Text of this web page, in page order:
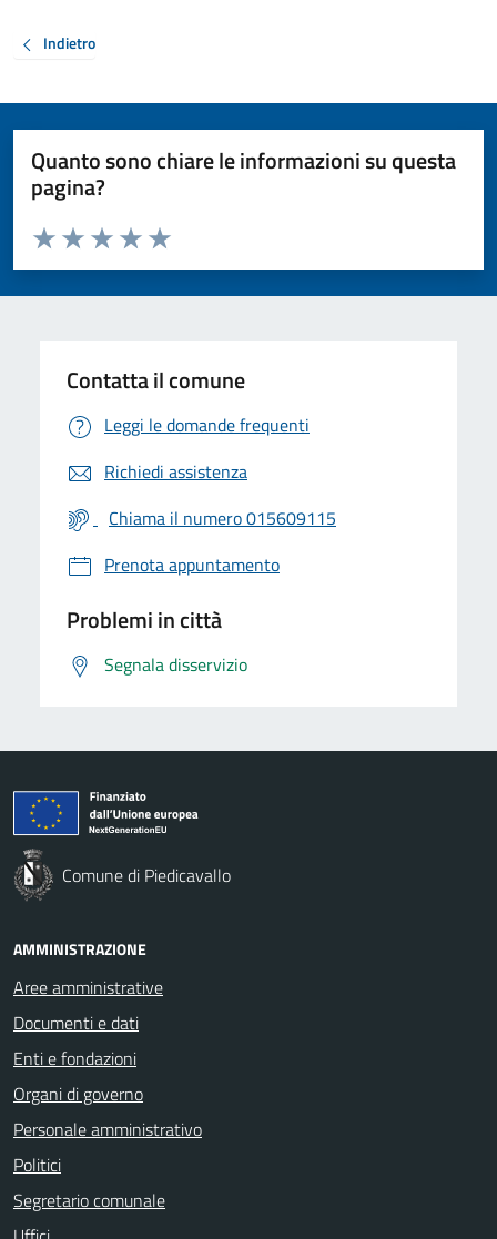
Indietro
Quanto sono chiare le informazioni su questa
pagina?
Valuta da 1 a 5 stelle la pagina
Valuta 5 stelle su 5
Valuta 4 stelle su 5
Valuta 3 stelle su 5
Valuta 2 stelle su 5
Valuta 1 stelle su 5
Contatta il comune
Leggi le domande frequenti
Richiedi assistenza
Chiama il numero 015609115
Prenota appuntamento
Problemi in città
Segnala disservizio
Comune di Piedicavallo
AMMINISTRAZIONE
Aree amministrative
Documenti e dati
Enti e fondazioni
Organi di governo
Personale amministrativo
Politici
Segretario comunale